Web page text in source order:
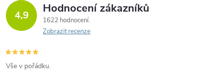
4,9 Hodnocení zákazníků
1622 hodnocení
Zobrazit recenze
Vše v pořádku.